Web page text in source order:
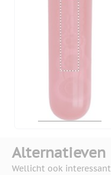
Alternatieven
Wellicht ook interessant